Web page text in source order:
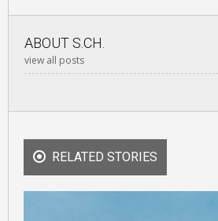
ABOUT S.CH.
view all posts
RELATED STORIES